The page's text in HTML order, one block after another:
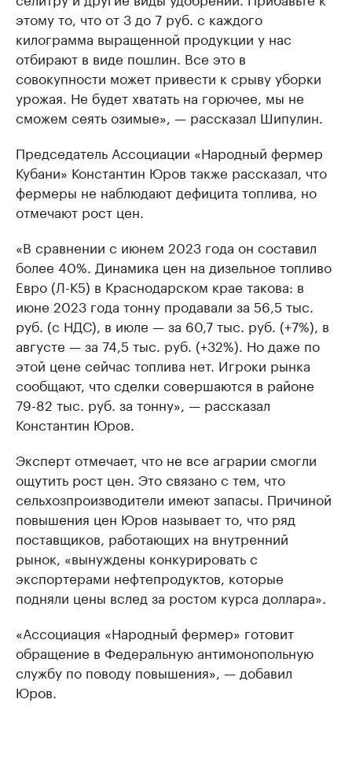
этому то, что от 3 до 7 руб. с каждого
килограмма выращенной продукции у нас
отбирают в виде пошлин. Все это в
совокупности может привести к срыву уборки
урожая. Не будет хватать на горючее, мы не
сможем сеять озимые», — рассказал Шипулин.
Председатель Ассоциации «Народный фермер
Кубани» Константин Юров также рассказал, что
фермеры не наблюдают дефицита топлива, но
отмечают рост цен.
«В сравнении с июнем 2023 года он составил
более 40%. Динамика цен на дизельное топливо
Евро (Л-К5) в Краснодарском крае такова: в
июне 2023 года тонну продавали за 56,5 тыс.
руб. (с НДС), в июле — за 60,7 тыс. руб. (+7%), в
августе — за 74,5 тыс. руб. (+32%). Но даже по
этой цене сейчас топлива нет. Игроки рынка
сообщают, что сделки совершаются в районе
79-82 тыс. руб. за тонну», — рассказал
Константин Юров.
Эксперт отмечает, что не все аграрии смогли
ощутить рост цен. Это связано с тем, что
сельхозпроизводители имеют запасы. Причиной
повышения цен Юров называет то, что ряд
поставщиков, работающих на внутренний
рынок, «вынуждены конкурировать с
экспортерами нефтепродуктов, которые
подняли цены вслед за ростом курса доллара».
«Ассоциация «Народный фермер» готовит
обращение в Федеральную антимонопольную
службу по поводу повышения», — добавил
Юров.